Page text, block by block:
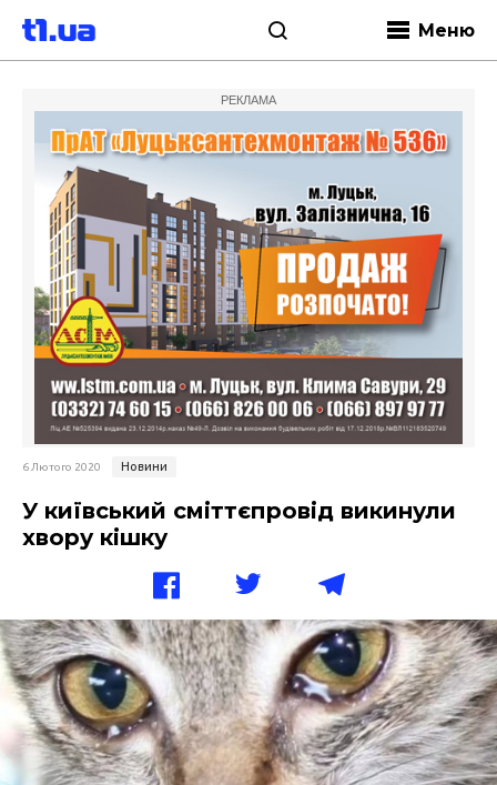
Меню
РЕКЛАМА
6 Лютого 2020 Новини
У київський сміттєпровід викинули
хвору кішку